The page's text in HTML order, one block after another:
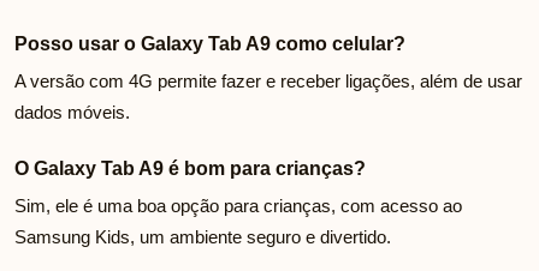
Posso usar o Galaxy Tab A9 como celular?
A versão com 4G permite fazer e receber ligações, além de usar
dados móveis.
O Galaxy Tab A9 é bom para crianças?
Sim, ele é uma boa opção para crianças, com acesso ao
Samsung Kids, um ambiente seguro e divertido.